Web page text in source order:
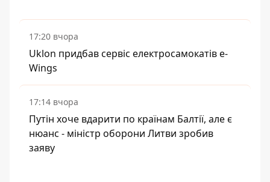
17:20 вчора
Uklon придбав сервіс електросамокатів e-
Wings
17:14 вчора
Путін хоче вдарити по країнам Балтії, але є
нюанс - міністр оборони Литви зробив
заяву